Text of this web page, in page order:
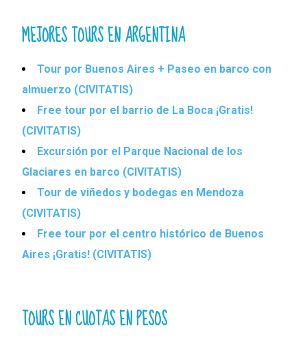
MEJORES TOURS EN ARGENTINA
Tour por Buenos Aires + Paseo en barco con
almuerzo (CIVITATIS)
Free tour por el barrio de La Boca ¡Gratis!
(CIVITATIS)
Excursión por el Parque Nacional de los
Glaciares en barco (CIVITATIS)
Tour de viñedos y bodegas en Mendoza
(CIVITATIS)
Free tour por el centro histórico de Buenos
Aires ¡Gratis! (CIVITATIS)
TOURS EN CUOTAS EN PESOS